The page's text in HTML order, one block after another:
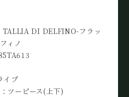
TALLIA DI DELFINO-フラッ
ィノ
イプ
ツーピース(上下)